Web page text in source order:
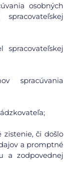
osobných
spracúvania
či došlo
a promptné
a zodpovednej